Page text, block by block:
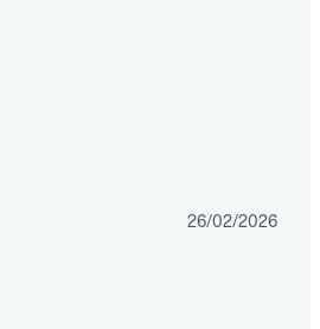
26/02/2026